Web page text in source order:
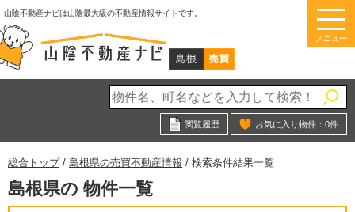
このページの本文へ
山陰不動産ナビは山陰最大級の不動産情報サイトです。
メニュー
閲覧履歴 お気に入り物件： 0件
現
在
の
位
総合トップ/ 島根県の売買不動産情報 / 検索条件結果一覧
島根県の 物件一覧